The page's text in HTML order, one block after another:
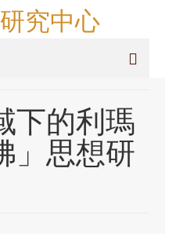
下的利瑪
」思想研